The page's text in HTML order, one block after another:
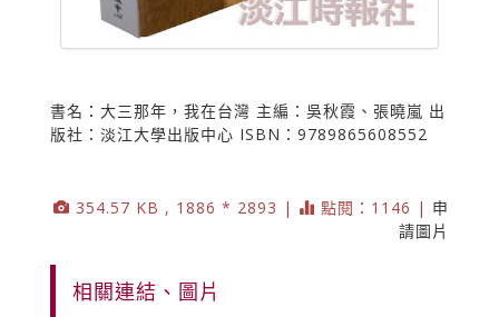
書名：大三那年，我在台灣 主編：吳秋霞、張曉嵐 出
版社：淡江大學出版中心 ISBN：9789865608552
354.57 KB , 1886 * 2893 | 點閱：1146 | 申
請圖片
相關連結、圖片